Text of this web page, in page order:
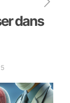
dans